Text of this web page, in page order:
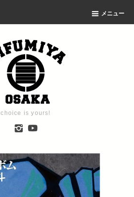
メニュー
choice is yours!